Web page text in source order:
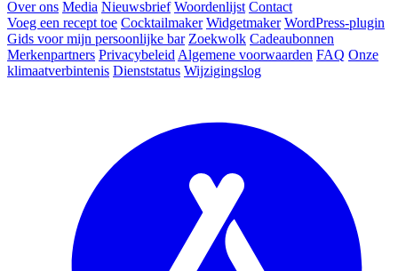
Over ons Media Nieuwsbrief Woordenlijst Contact
Voeg een recept toe Cocktailmaker Widgetmaker WordPress-plugin
Gids voor mijn persoonlijke bar Zoekwolk Cadeaubonnen
Merkenpartners Privacybeleid Algemene voorwaarden FAQ Onze
klimaatverbintenis Dienststatus Wijzigingslog